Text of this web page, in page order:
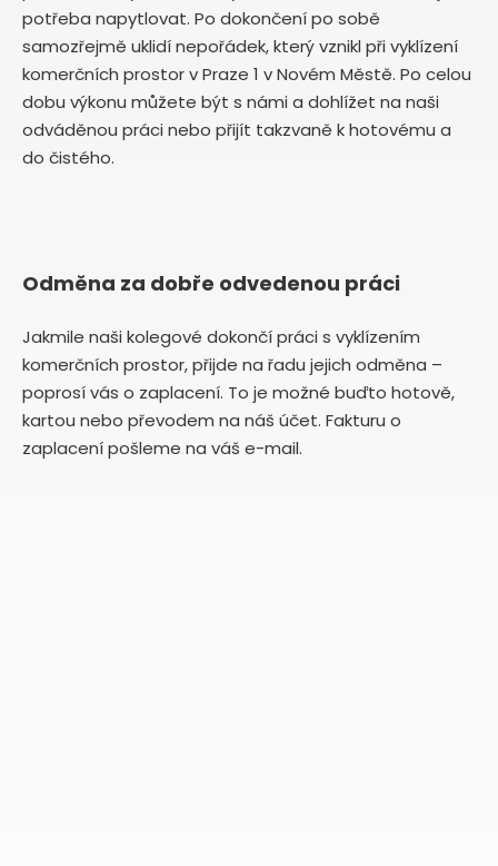
potřeba napytlovat. Po dokončení po sobě
samozřejmě uklidí nepořádek, který vznikl při vyklízení
komerčních prostor v Praze 1 v Novém Městě. Po celou
dobu výkonu můžete být s námi a dohlížet na naši
odváděnou práci nebo přijít takzvaně k hotovému a
do čistého.
Odměna za dobře odvedenou práci
Jakmile naši kolegové dokončí práci s vyklízením
komerčních prostor, přijde na řadu jejich odměna –
poprosí vás o zaplacení. To je možné buďto hotově,
kartou nebo převodem na náš účet. Fakturu o
zaplacení pošleme na váš e-mail.